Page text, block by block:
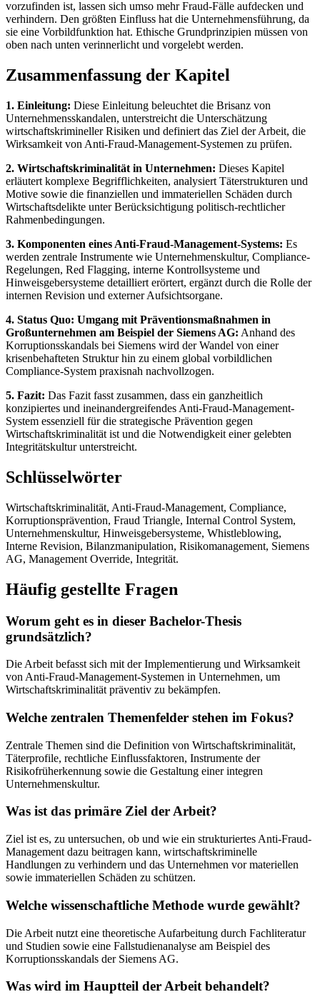
vorzufinden ist, lassen sich umso mehr Fraud-Fälle aufdecken und
verhindern. Den größten Einfluss hat die Unternehmensführung, da
sie eine Vorbildfunktion hat. Ethische Grundprinzipien müssen von
oben nach unten verinnerlicht und vorgelebt werden.
Zusammenfassung der Kapitel
1. Einleitung: Diese Einleitung beleuchtet die Brisanz von
Unternehmensskandalen, unterstreicht die Unterschätzung
wirtschaftskrimineller Risiken und definiert das Ziel der Arbeit, die
Wirksamkeit von Anti-Fraud-Management-Systemen zu prüfen.
2. Wirtschaftskriminalität in Unternehmen: Dieses Kapitel
erläutert komplexe Begrifflichkeiten, analysiert Täterstrukturen und
Motive sowie die finanziellen und immateriellen Schäden durch
Wirtschaftsdelikte unter Berücksichtigung politisch-rechtlicher
Rahmenbedingungen.
3. Komponenten eines Anti-Fraud-Management-Systems: Es
werden zentrale Instrumente wie Unternehmenskultur, Compliance-
Regelungen, Red Flagging, interne Kontrollsysteme und
Hinweisgebersysteme detailliert erörtert, ergänzt durch die Rolle der
internen Revision und externer Aufsichtsorgane.
4. Status Quo: Umgang mit Präventionsmaßnahmen in
Großunternehmen am Beispiel der Siemens AG: Anhand des
Korruptionsskandals bei Siemens wird der Wandel von einer
krisenbehafteten Struktur hin zu einem global vorbildlichen
Compliance-System praxisnah nachvollzogen.
5. Fazit: Das Fazit fasst zusammen, dass ein ganzheitlich
konzipiertes und ineinandergreifendes Anti-Fraud-Management-
System essenziell für die strategische Prävention gegen
Wirtschaftskriminalität ist und die Notwendigkeit einer gelebten
Integritätskultur unterstreicht.
Schlüsselwörter
Wirtschaftskriminalität, Anti-Fraud-Management, Compliance,
Korruptionsprävention, Fraud Triangle, Internal Control System,
Unternehmenskultur, Hinweisgebersysteme, Whistleblowing,
Interne Revision, Bilanzmanipulation, Risikomanagement, Siemens
AG, Management Override, Integrität.
Häufig gestellte Fragen
Worum geht es in dieser Bachelor-Thesis
grundsätzlich?
Die Arbeit befasst sich mit der Implementierung und Wirksamkeit
von Anti-Fraud-Management-Systemen in Unternehmen, um
Wirtschaftskriminalität präventiv zu bekämpfen.
Welche zentralen Themenfelder stehen im Fokus?
Zentrale Themen sind die Definition von Wirtschaftskriminalität,
Täterprofile, rechtliche Einflussfaktoren, Instrumente der
Risikofrüherkennung sowie die Gestaltung einer integren
Unternehmenskultur.
Was ist das primäre Ziel der Arbeit?
Ziel ist es, zu untersuchen, ob und wie ein strukturiertes Anti-Fraud-
Management dazu beitragen kann, wirtschaftskriminelle
Handlungen zu verhindern und das Unternehmen vor materiellen
sowie immateriellen Schäden zu schützen.
Welche wissenschaftliche Methode wurde gewählt?
Die Arbeit nutzt eine theoretische Aufarbeitung durch Fachliteratur
und Studien sowie eine Fallstudienanalyse am Beispiel des
Korruptionsskandals der Siemens AG.
Was wird im Hauptteil der Arbeit behandelt?